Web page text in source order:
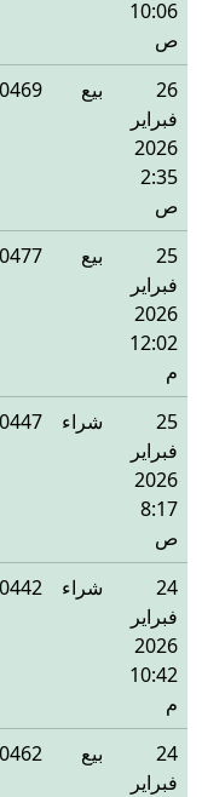
10:06
ص
26
فبراير
2026
2:35
ص
بيع
25
فبراير
2026
12:02
م
بيع
25
فبراير
2026
8:17
ص
شراء
24
فبراير
2026
10:42
م
شراء
24
فبراير
بيع